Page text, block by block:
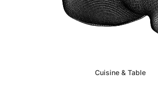
Cuisine & Table